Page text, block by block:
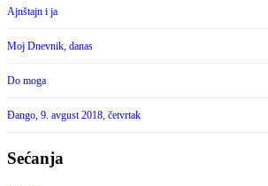
Ajnštajn i ja
Moj Dnevnik, danas
Do moga
Đango, 9. avgust 2018, četvrtak
Sećanja